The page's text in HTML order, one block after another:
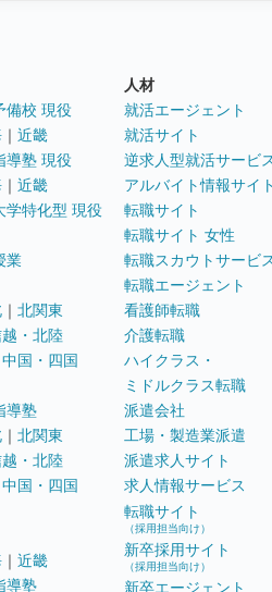
備校 現役
｜ 近畿
導塾 現役
｜ 近畿
学特化型 現役
業
｜ 北関東
・北陸
中国・四国
導塾
｜ 北関東
・北陸
中国・四国
｜ 近畿
導塾
人材
就活エージェント
就活サイト
逆求人型就活サービ
アルバイト情報サイト
転職サイト
転職サイト 女性
転職スカウトサービ
転職エージェント
看護師転職
介護転職
ハイクラス・
ミドルクラス転職
派遣会社
工場・製造業派遣
派遣求人サイト
求人情報サービス
転職サイト
（採用担当向け）
新卒採用サイト
（採用担当向け）
新卒エージェント